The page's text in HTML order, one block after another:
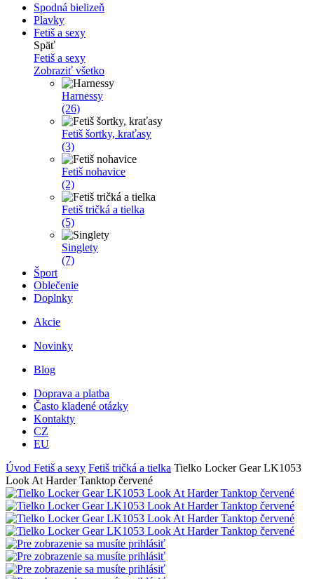
Spodná bielizeň
Plavky
Fetiš a sexy
Späť
Fetiš a sexy
Zobraziť všetko
Harnessy
(26)
Fetiš šortky, kraťasy
(3)
Fetiš nohavice
(2)
Fetiš tričká a tielka
(5)
Singlety
(7)
Šport
Oblečenie
Doplnky
Akcie
Novinky
Blog
Doprava a platba
Často kladené otázky
Kontakty
CZ
EU
Úvod Fetiš a sexy Fetiš tričká a tielka Tielko Locker Gear LK1053
Look At Harder Tanktop červené